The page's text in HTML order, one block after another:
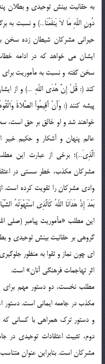
به حقانيت بينش توحيدي و بطلان
دُونِ اللّهِ مَا لاَ يَنفَعُنَا…) و نسبت به
حيراني مشرکان شيطان زده سخن
ايشان مي خواهد که در ادامه
سخن گفته و نسبت به مأموريت براي
کند (: قُلْ إِنَّ هُدَى اللّهِ …) و از ايشان
پيشه کنند (: وَأَنْ أَقِيمُواْ الصَّلاةَ
خواهند شد و او خالق بر حق
عالم پنهان و آشکار و حکيم
الَّذِيَ…)؛ برخي از عبارت اين
مشرکان مکذب، خطر سستي در
وادي مشرکان را تقويت کرده است.
بَعْدَ إِذْ هَدَانَا اللّهُ كَالَّذِي اسْتَهْوَتْهُ
اين مطلب «مأموريت پيامبر (صلي
گروهي بر حقانيت بينش توحيدي و
اي چون نماز و تقوا به منظور
اثر تهاجمات فرهنگي آنان» است.
مطلب نخست، دو دستور مهم براي
مکذب در جامعه ايماني است.
و دستور ترک همراهي با کساني که
دوم، تثبيت اعتقادات توحيدي در
مشرکان است. بنابراين عنوان